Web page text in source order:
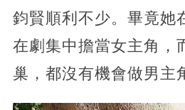
鈞賢順利不少。畢竟她
在劇集中擔當女主角，
巢，都沒有機會做男主